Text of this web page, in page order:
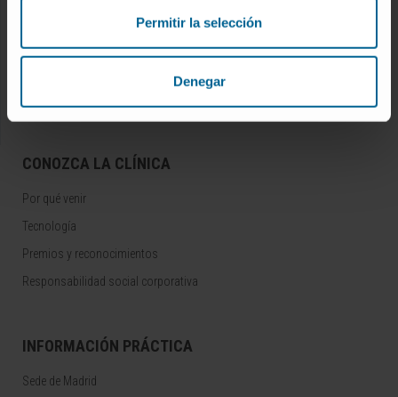
Permitir la selección
Denegar
Docencia y formación
CONOZCA LA CLÍNICA
Por qué venir
Tecnología
Premios y reconocimientos
Responsabilidad social corporativa
INFORMACIÓN PRÁCTICA
Sede de Madrid